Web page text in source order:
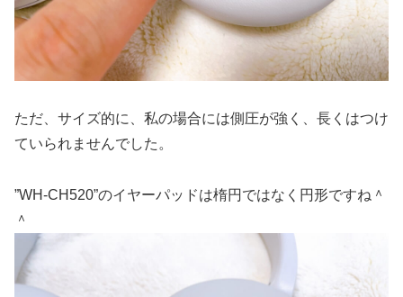
ただ、サイズ的に、私の場合には側圧が強く、長くはつけ
ていられませんでした。
”WH-CH520”のイヤーパッドは楕円ではなく円形ですね＾
＾